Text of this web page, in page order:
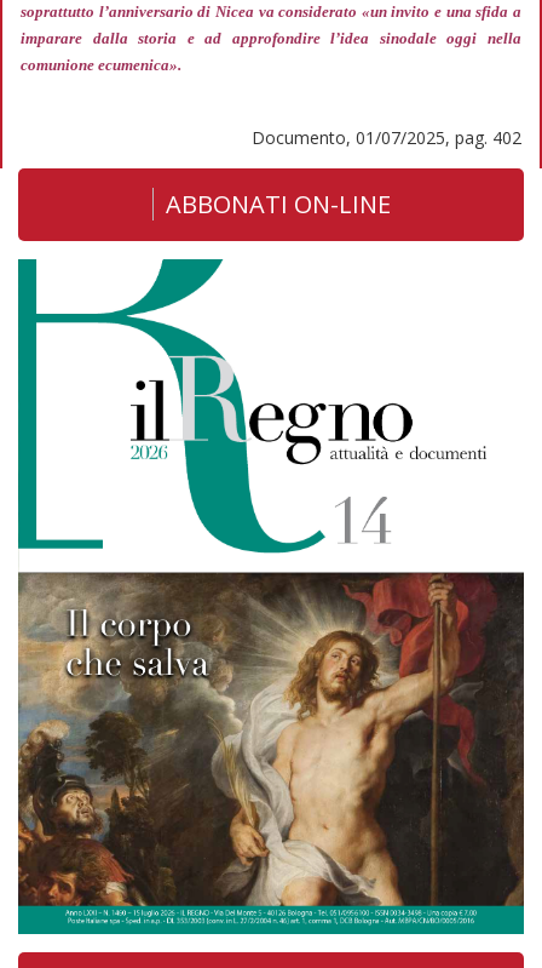
soprattutto l’anniversario di Nicea va considerato «un invito e una sfida a
imparare dalla storia e ad approfondire l’idea sinodale oggi nella
comunione ecumenica».
Documento, 01/07/2025, pag. 402
ABBONATI ON-LINE